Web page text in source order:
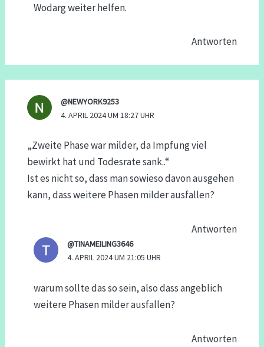
Wodarg weiter helfen.
Antworten
@NEWYORK9253
4. APRIL 2024 UM 18:27 UHR
„Zweite Phase war milder, da Impfung viel
bewirkt hat und Todesrate sank..“
Ist es nicht so, dass man sowieso davon ausgehen
kann, dass weitere Phasen milder ausfallen?
Antworten
@TINAMEILING3646
4. APRIL 2024 UM 21:05 UHR
warum sollte das so sein, also dass angeblich
weitere Phasen milder ausfallen?
Antworten